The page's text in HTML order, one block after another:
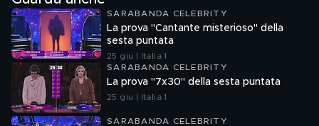
SARABANDA CELEBRITY
La prova "Cantante misterioso" della
sesta puntata
25 giu | Italia 1
SARABANDA CELEBRITY
La prova "7x30" della sesta puntata
25 giu | Italia 1
SARABANDA CELEBRITY